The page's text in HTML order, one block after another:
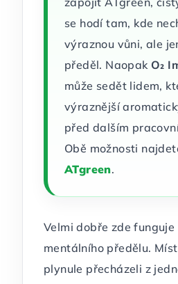
se hodí tam, kde
výraznou vůni, ale
předěl. Naopak O₂
může sedět lidem,
výraznější
před dalším
Obě možnosti
ATgreen.
Velmi dobře zde
mentálního předělu.
plynule přecházeli z